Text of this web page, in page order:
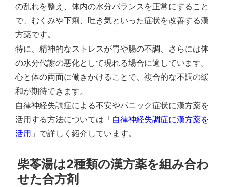
の乱れを整え、体内の水分バランスを正常にすること
で、むくみや下痢、吐き気といった症状を改善する漢
方薬です。
特に、精神的なストレスが胃や腸の不調、さらには体
の水分代謝の悪化として現れる場合に適しています。
心と体の両面に働きかけることで、複合的な不調の緩
和が期待できます。
自律神経失調症による不安やパニック症状に漢方薬を
活用する方法については「自律神経失調症に漢方薬を
活用 」で詳しく紹介しています。
柴苓湯は2種類の漢方薬を組み合わ
せた合方剤